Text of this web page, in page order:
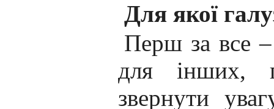
Для якої
Перш за все –
для інших,
звернути